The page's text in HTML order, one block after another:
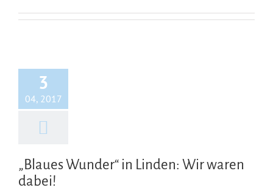
3
04, 2017
„Blaues Wunder“ in Linden: Wir waren
dabei!